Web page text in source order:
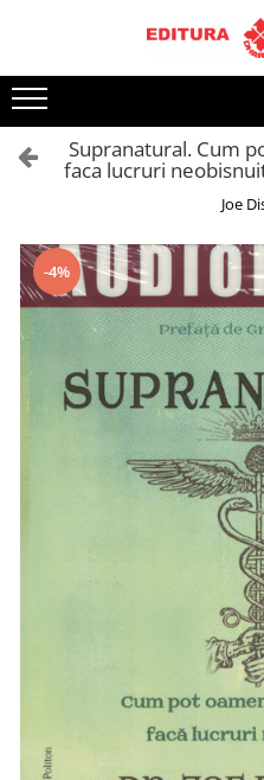
Toate Produsele
CARTI EDITURA DHARANA
OFERTE LA PACHET
Dietoterapie
Dezvoltare personala
Spiritualitate
Arta
AUDIOBOOK
Business, Economie
Carti pentru copii
Sociologie
Supranatural. Cum
faca lucruri
Joe
-4%